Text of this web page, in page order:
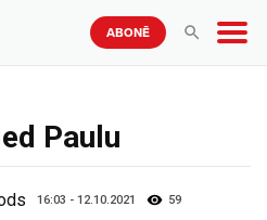
ABONĒ
Paulu
16:03 - 12.10.2021 59